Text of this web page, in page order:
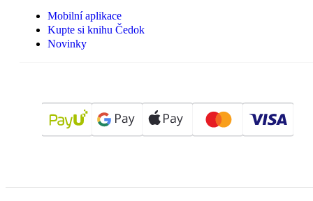
Mobilní aplikace
Kupte si knihu Čedok
Novinky